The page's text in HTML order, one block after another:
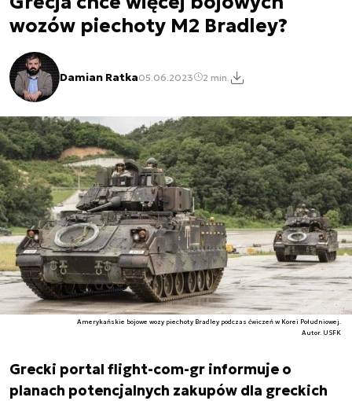
wozów piechoty M2 Bradley?
Damian Ratka05.06.2023 2 min.
Amerykańskie bojowe wozy piechoty Bradley podczas ćwiczeń w Korei Południowej.
Autor. USFK
Grecki portal flight-com-gr informuje o
planach potencjalnych zakupów dla greckich